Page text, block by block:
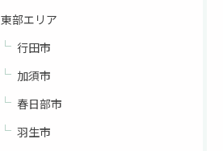
東部エリア
行田市
加須市
春日部市
羽生市